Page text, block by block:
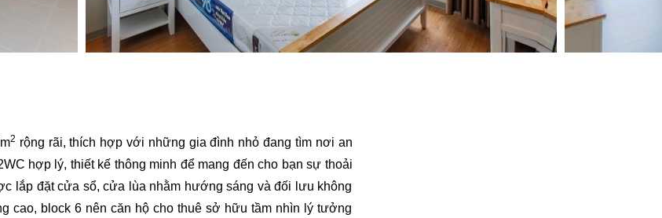
2 rộng rãi, thích hợp với những gia đình nhỏ đang tìm nơi an
hợp lý, thiết kế thông minh để mang đến cho bạn sự thoải
lắp đặt cửa sổ, cửa lùa nhằm hướng sáng và đối lưu không
cao, block 6 nên căn hộ cho thuê sở hữu tầm nhìn lý tưởng